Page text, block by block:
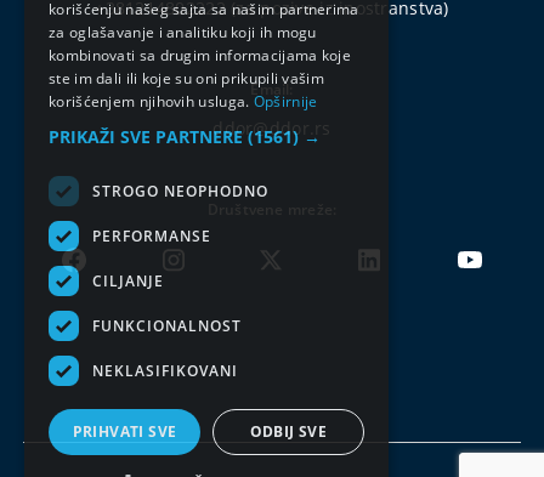
+381214802222(za pozive iz inostranstva)
Email:
ddor@ddor.rs
korišćenju našeg sajta sa našim partnerima
za oglašavanje i analitiku koji ih mogu
kombinovati sa drugim informacijama koje
ste im dali ili koje su oni prikupili vašim
korišćenjem njihovih usluga. Opširnije
PRIKAŽI SVE PARTNERE (1561) →
STROGO NEOPHODNO
PERFORMANSE
CILJANJE
FUNKCIONALNOST
NEKLASIFIKOVANI
PRIHVATI SVE ODBIJ SVE